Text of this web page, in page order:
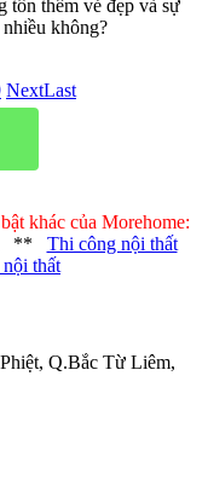
tôn thêm vẻ đẹp và sự
không?
NextLast
khác của Morehome:
Thi công nội thất
thất
Q.Bắc Từ Liêm,